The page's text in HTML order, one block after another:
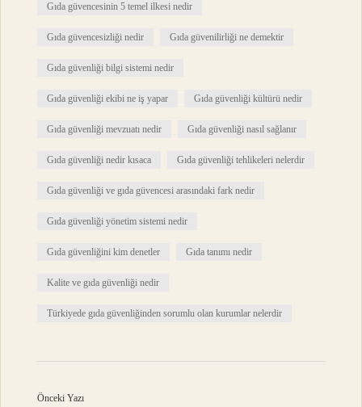
Gıda güvencesinin 5 temel ilkesi nedir
Gıda güvencesizliği nedir Gıda güvenilirliği ne demektir
Gıda güvenliği bilgi sistemi nedir
Gıda güvenliği ekibi ne iş yapar Gıda güvenliği kültürü nedir
Gıda güvenliği mevzuatı nedir Gıda güvenliği nasıl sağlanır
Gıda güvenliği nedir kısaca Gıda güvenliği tehlikeleri nelerdir
Gıda güvenliği ve gıda güvencesi arasındaki fark nedir
Gıda güvenliği yönetim sistemi nedir
Gıda güvenliğini kim denetler Gıda tanımı nedir
Kalite ve gıda güvenliği nedir
Türkiyede gıda güvenliğinden sorumlu olan kurumlar nelerdir
Önceki Yazı